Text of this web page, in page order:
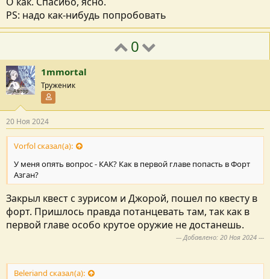
PS: надо как-нибудь попробовать
0
Автор
1mmortal
Труженик
20 Ноя 2024
Vorfol сказал(а):
У меня опять вопрос - КАК? Как в первой главе попасть в Форт
Азган?
Закрыл квест с зурисом и Джорой, пошел по квесту в
форт. Пришлось правда потанцевать там, так как в
первой главе особо крутое оружие не достанешь.
--- Добавлено: 20 Ноя 2024 ---
Beleriand сказал(а):